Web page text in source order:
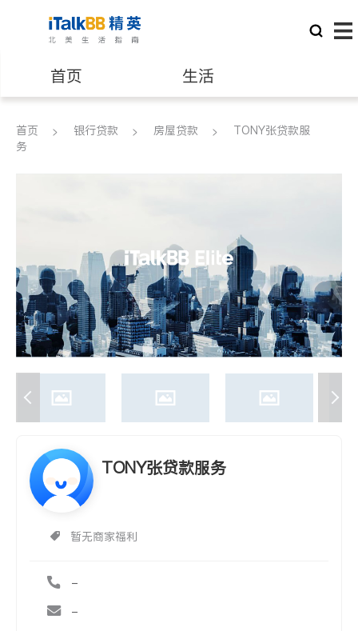
首页 生活
医生 律师
养老 非盈利组织
首页 银行贷款 房屋贷款
TONY张贷款服
务
TONY张贷款服务
暂无商家福利
-
-